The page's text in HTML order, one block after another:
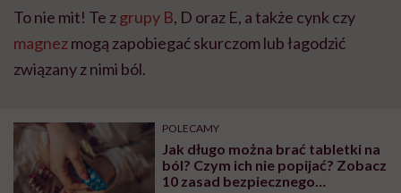
To nie mit! Te zgrupy B, D oraz E, a także cynk czy
magnezmogą zapobiegać skurczom lub łagodzić
związany z nimi ból.
POLECAMY
Jak długo można brać tabletki na
ból? Czym ich nie popijać? Zobacz
10 zasad bezpiecznego